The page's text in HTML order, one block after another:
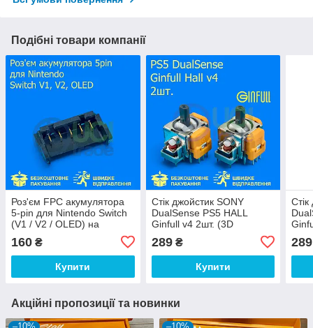
Подібні товари компанії
Роз'єм FPC акумулятора
5-pin для Nintendo Switch
(V1 / V2 / OLED) на
160 ₴
Купити
Стік джойстик SONY
DualSense PS5 HALL
Ginfull v4 2шт. (3D
геймпаду контролера
PlayStation 5)
289₴
Купити
289
Акційні пропозиції та новинки